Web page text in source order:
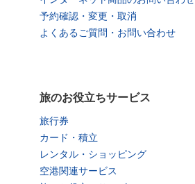
予約確認・変更・取消
よくあるご質問・お問い合わせ
旅のお役立ちサービス
旅行券
カード・積立
レンタル・ショッピング
空港関連サービス